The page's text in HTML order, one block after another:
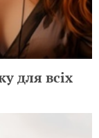
для всіх